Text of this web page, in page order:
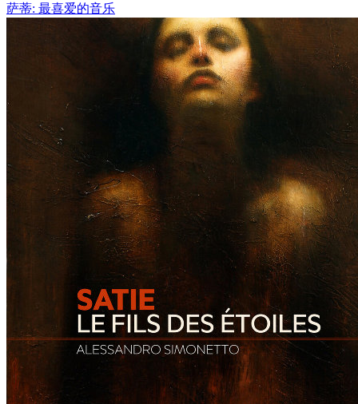
萨蒂: 最喜爱的音乐